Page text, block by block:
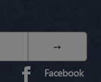
Facebook